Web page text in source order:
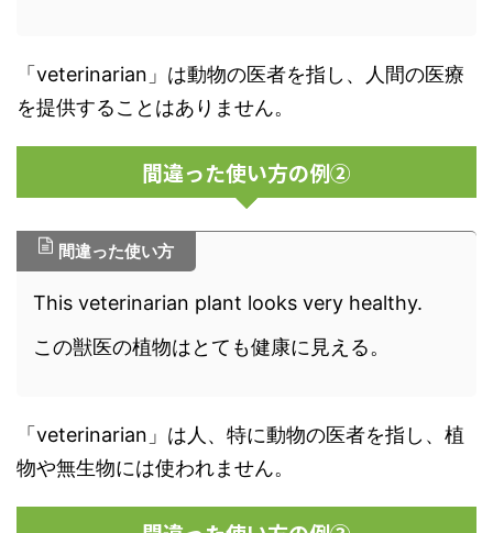
「veterinarian」は動物の医者を指し、人間の医療
を提供することはありません。
間違った使い方の例②
間違った使い方
This veterinarian plant looks very healthy.
この獣医の植物はとても健康に見える。
「veterinarian」は人、特に動物の医者を指し、植
物や無生物には使われません。